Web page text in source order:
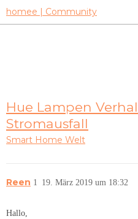
homee | Community
Hue Lampen
Stromausfall
Smart Home Welt
Reen 19. März 2019 um 18:32
1
Hallo,